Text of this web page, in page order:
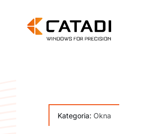
zawartości
Kategoria: Okna